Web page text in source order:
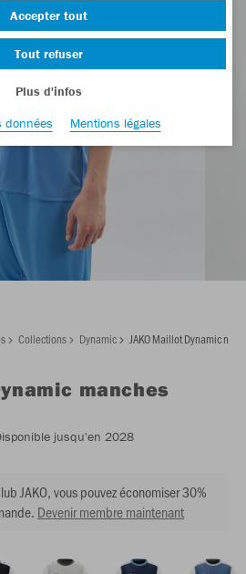
Collections Dynamic JAKO Maillot Dynamic
manches
jusqu'en 2028
JAKO, vous pouvez économiser 30%
Devenir membre maintenant
Accepter tout
Tout refuser
Plus d'infos
données
Mentions légales